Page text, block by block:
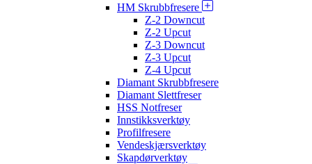
HM Skrubbfresere
Z-2 Downcut
Z-2 Upcut
Z-3 Downcut
Z-3 Upcut
Z-4 Upcut
Diamant Skrubbfresere
Diamant Slettfreser
HSS Notfreser
Innstikksverktøy
Profilfresere
Vendeskjærsverktøy
Skapdørverktøy